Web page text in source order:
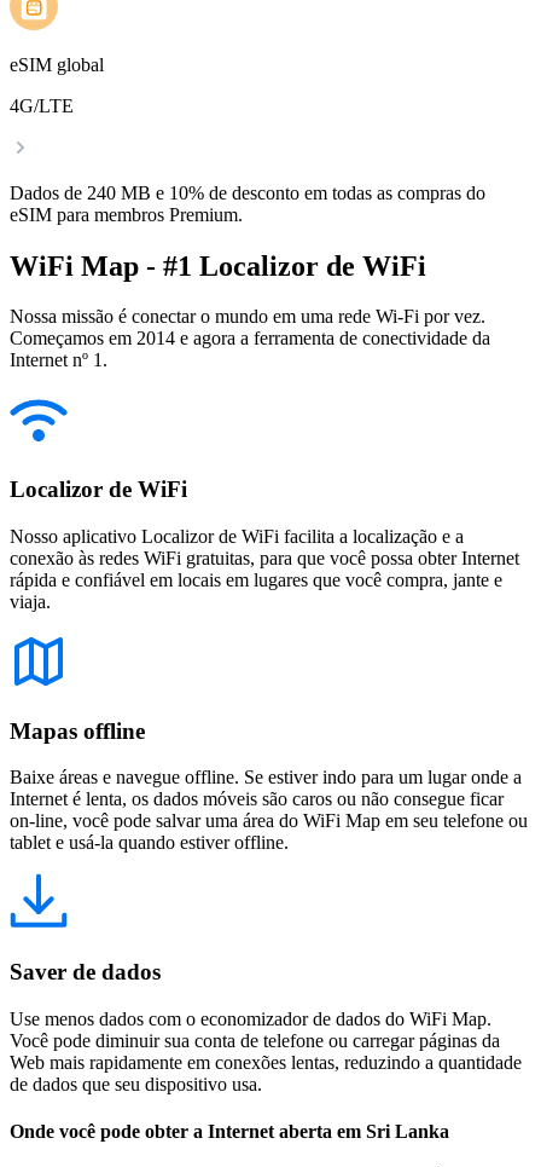
eSIM global
4G/LTE
Dados de 240 MB e 10% de desconto em todas as compras do
eSIM para membros Premium.
WiFi Map - #1 Localizor de WiFi
Nossa missão é conectar o mundo em uma rede Wi-Fi por vez.
Começamos em 2014 e agora a ferramenta de conectividade da
Internet nº 1.
Localizor de WiFi
Nosso aplicativo Localizor de WiFi facilita a localização e a
conexão às redes WiFi gratuitas, para que você possa obter Internet
rápida e confiável em locais em lugares que você compra, jante e
viaja.
Mapas offline
Baixe áreas e navegue offline. Se estiver indo para um lugar onde a
Internet é lenta, os dados móveis são caros ou não consegue ficar
on-line, você pode salvar uma área do WiFi Map em seu telefone ou
tablet e usá-la quando estiver offline.
Saver de dados
Use menos dados com o economizador de dados do WiFi Map.
Você pode diminuir sua conta de telefone ou carregar páginas da
Web mais rapidamente em conexões lentas, reduzindo a quantidade
de dados que seu dispositivo usa.
Onde você pode obter a Internet aberta em Sri Lanka